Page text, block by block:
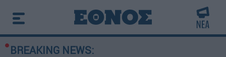
BREAKING NEWS: